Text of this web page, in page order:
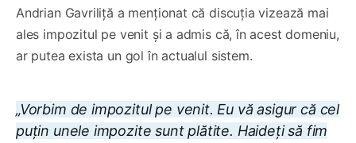
Andrian Gavriliță a menționat că discuția vizează mai
ales impozitul pe venit și a admis că, în acest domeniu,
ar putea exista un gol în actualul sistem.
„Vorbim de impozitul pe venit. Eu vă asigur că cel
puțin unele impozite sunt plătite. Haideți să fim